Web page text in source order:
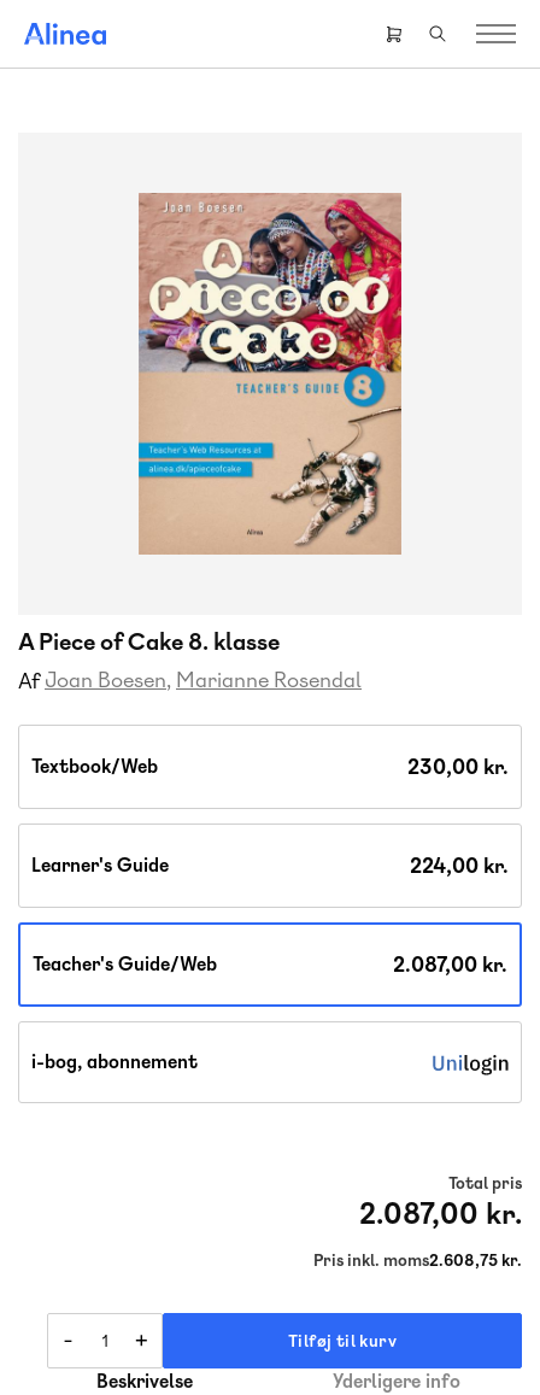
hovedindhold
Header
right
A Piece of Cake 8. klasse
Af Joan Boesen Marianne Rosendal
Textbook/Web 230,00 kr.
Learner's Guide 224,00 kr.
Teacher's Guide/Web 2.087,00 kr.
i-bog, abonnement
Total pris
2.087,00 kr.
Pris inkl. moms2.608,75 kr.
- + Tilføj til kurv
Beskrivelse Yderligere info